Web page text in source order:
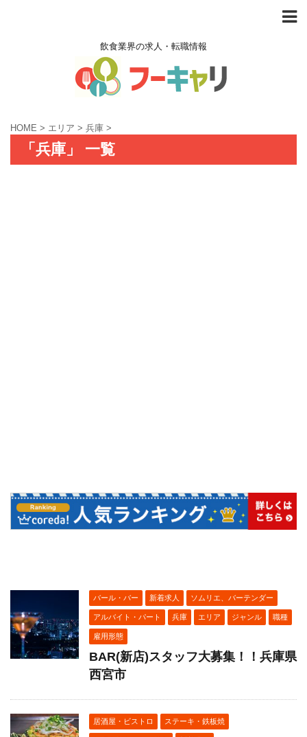
飲食業界の求人・転職情報
HOME > エリア > 兵庫 >
「兵庫」 一覧
バール・バー 新着求人 ソムリエ、バーテンダー
アルバイト・パート 兵庫 エリア ジャンル 職種
雇用形態
BAR(新店)スタッフ大募集！！兵庫県
西宮市
居酒屋・ビストロ ステーキ・鉄板焼